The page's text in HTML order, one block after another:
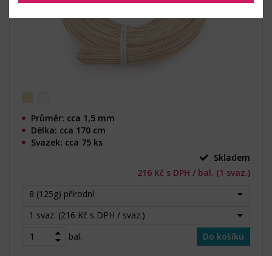
Průměr: cca 1,5 mm
Délka: cca 170 cm
Svazek: cca 75 ks
Skladem
216 Kč s DPH / bal. (1 svaz.)
8 (125g) přírodní
1 svaz. (216 Kč s DPH / svaz.)
bal.
Do košíku